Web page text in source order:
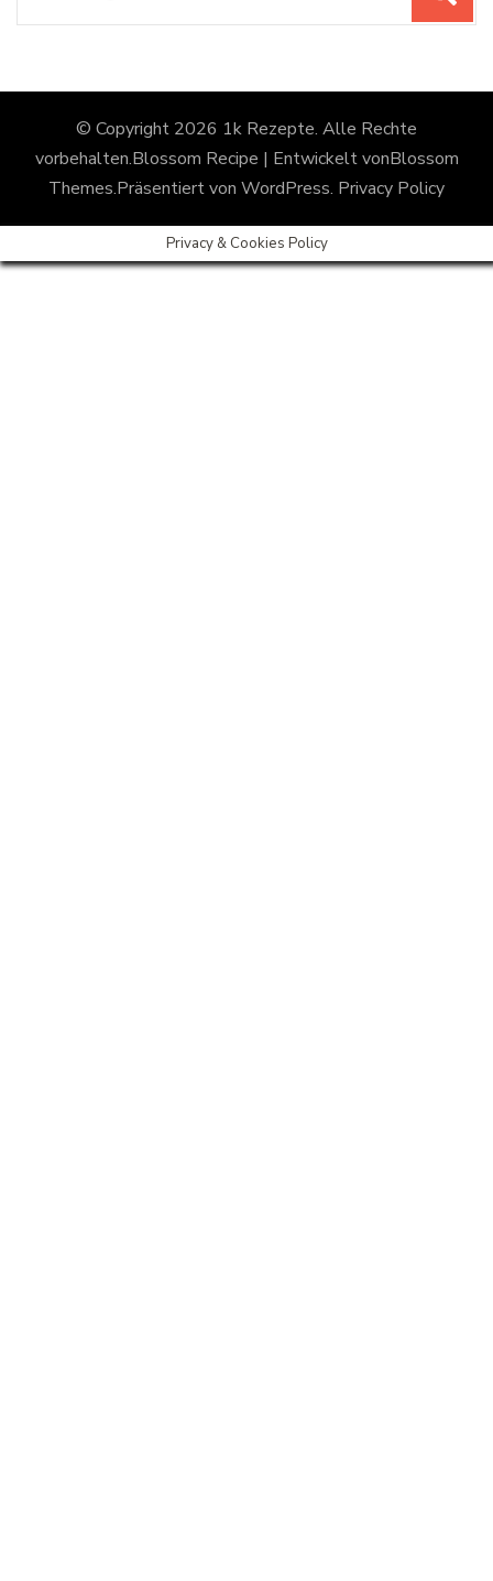
© Copyright 2026 1k Rezepte. Alle Rechte
vorbehalten.Blossom Recipe | Entwickelt vonBlossom
Themes.Präsentiert von WordPress. Privacy Policy
Privacy & Cookies Policy